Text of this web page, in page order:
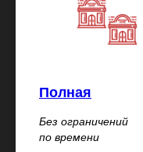
Полная
Без ограничений
по времени